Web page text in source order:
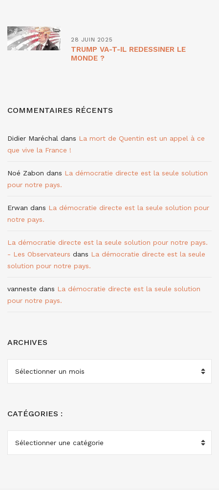
28 JUIN 2025
TRUMP VA-T-IL REDESSINER LE
MONDE ?
COMMENTAIRES RÉCENTS
Didier Maréchal dans La mort de Quentin est un appel à ce
que vive la France !
Noé Zabon dans La démocratie directe est la seule solution
pour notre pays.
Erwan dans La démocratie directe est la seule solution pour
notre pays.
La démocratie directe est la seule solution pour notre pays.
- Les Observateurs dans La démocratie directe est la seule
solution pour notre pays.
vanneste dans La démocratie directe est la seule solution
pour notre pays.
ARCHIVES
CATÉGORIES :